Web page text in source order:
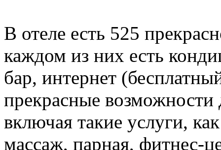
В отеле есть 525
каждом из них есть
бар, интернет
прекрасные возможности
включая такие услуги,
массаж, парная, фитнес-